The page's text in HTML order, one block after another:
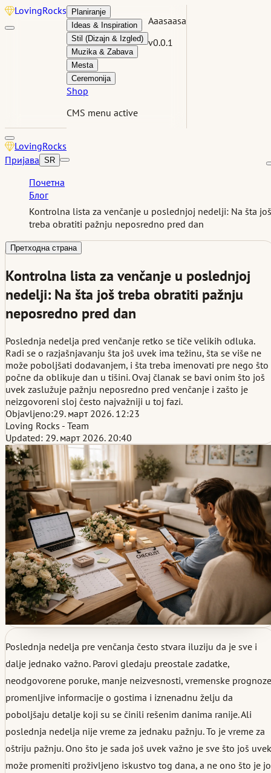
LovingRocks
Planiranje
Ideas & Inspiration
Stil (Dizajn & Izgled)
Muzika & Zabava
Mesta
Ceremonija
Shop
CMS menu active
Aaasaasa
v0.0.1
LovingRocks
Пријава SR
Почетна
Блог
Kontrolna lista za venčanje u poslednjoj nedelji: Na šta još
treba obratiti pažnju neposredno pred dan
Претходна страна
Kontrolna lista za venčanje u poslednjoj
nedelji: Na šta još treba obratiti pažnju
neposredno pred dan
Poslednja nedelja pred venčanje retko se tiče velikih odluka.
Radi se o razjašnjavanju šta još uvek ima težinu, šta se više ne
može poboljšati dodavanjem, i šta treba imenovati pre nego što
počne da oblikuje dan u tišini. Ovaj članak se bavi onim što još
uvek zaslužuje pažnju neposredno pred venčanje i zašto je
neizgovoreni sloj često najvažniji u toj fazi.
Objavljeno:29. март 2026. 12:23
Loving Rocks - Team
Updated: 29. март 2026. 20:40
Poslednja nedelja pre venčanja često stvara iluziju da je sve i
dalje jednako važno. Parovi gledaju preostale zadatke,
neodgovorene poruke, manje neizvesnosti, vremenske
promenljive informacije o gostima i iznenadnu želju da
poboljšaju detalje koji su se činili rešenim danima ranije. Ali
poslednja nedelja nije vreme za jednaku pažnju. To je vreme za
oštriju pažnju. Ono što je sada još uvek važno je sve što još uvek
može promeniti proživljeno iskustvo tog dana, a ne ono što je